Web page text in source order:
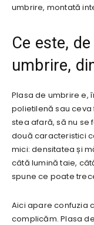
umbrire, montată
Ce este,
umbrire,
Plasa de umbrire e,
polietilenă sau ceva
stea afară, să nu se
două caracteristici
mici: densitatea și
câtă lumină taie,
spune ce poate
Aici apare confuzia
complicăm. Plasa